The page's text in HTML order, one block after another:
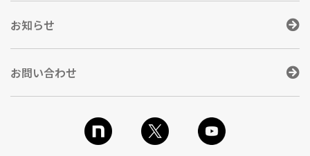
お知らせ
お問い合わせ